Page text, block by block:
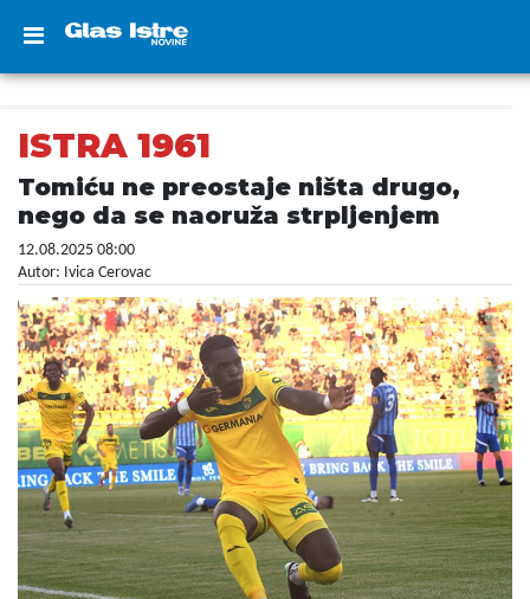
ISTRA 1961
Tomiću ne preostaje ništa drugo,
nego da se naoruža strpljenjem
12.08.2025 08:00
Autor: Ivica Cerovac